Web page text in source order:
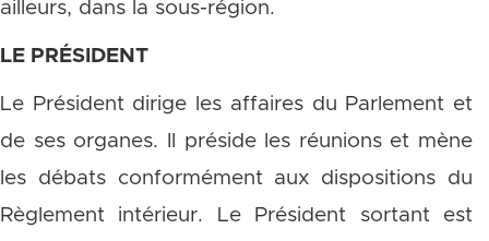
ailleurs, dans la sous-région.
LE PRÉSIDENT
Le Président dirige les affaires du Parlement et
de ses organes. Il préside les réunions et mène
les débats conformément aux dispositions du
Règlement intérieur. Le Président sortant est